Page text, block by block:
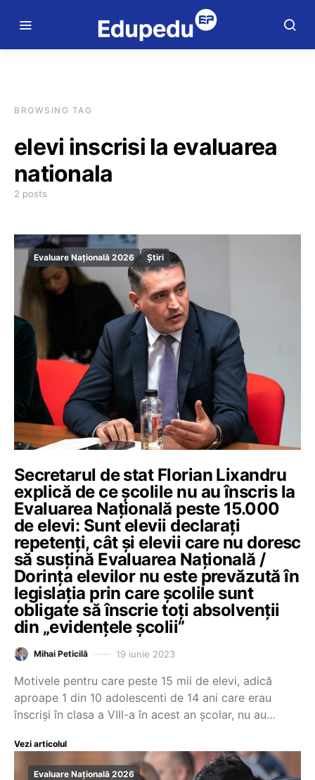
BROWSING TAG
elevi inscrisi la evaluarea
nationala
2 posts
Evaluare Națională 2026 Știri
Secretarul de stat Florian Lixandru
explică de ce școlile nu au înscris la
Evaluarea Națională peste 15.000
de elevi: Sunt elevii declarați
repetenți, cât și elevii care nu doresc
să susțină Evaluarea Națională /
Dorința elevilor nu este prevăzută în
legislația prin care școlile sunt
obligate să înscrie toți absolvenții
din „evidențele școlii”
Mihai Peticilă 19 iunie 2023
Motivele pentru care peste 15 mii de elevi, adică
aproape 1 din 10 adolescenti de 14 ani care erau
înscriși în clasa a VIII-a în acest an școlar, nu au…
Vezi articolul
Evaluare Națională 2026